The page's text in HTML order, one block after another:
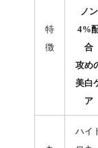
特
徴
ノン
4%
合
攻め
美白
ア
ハイ